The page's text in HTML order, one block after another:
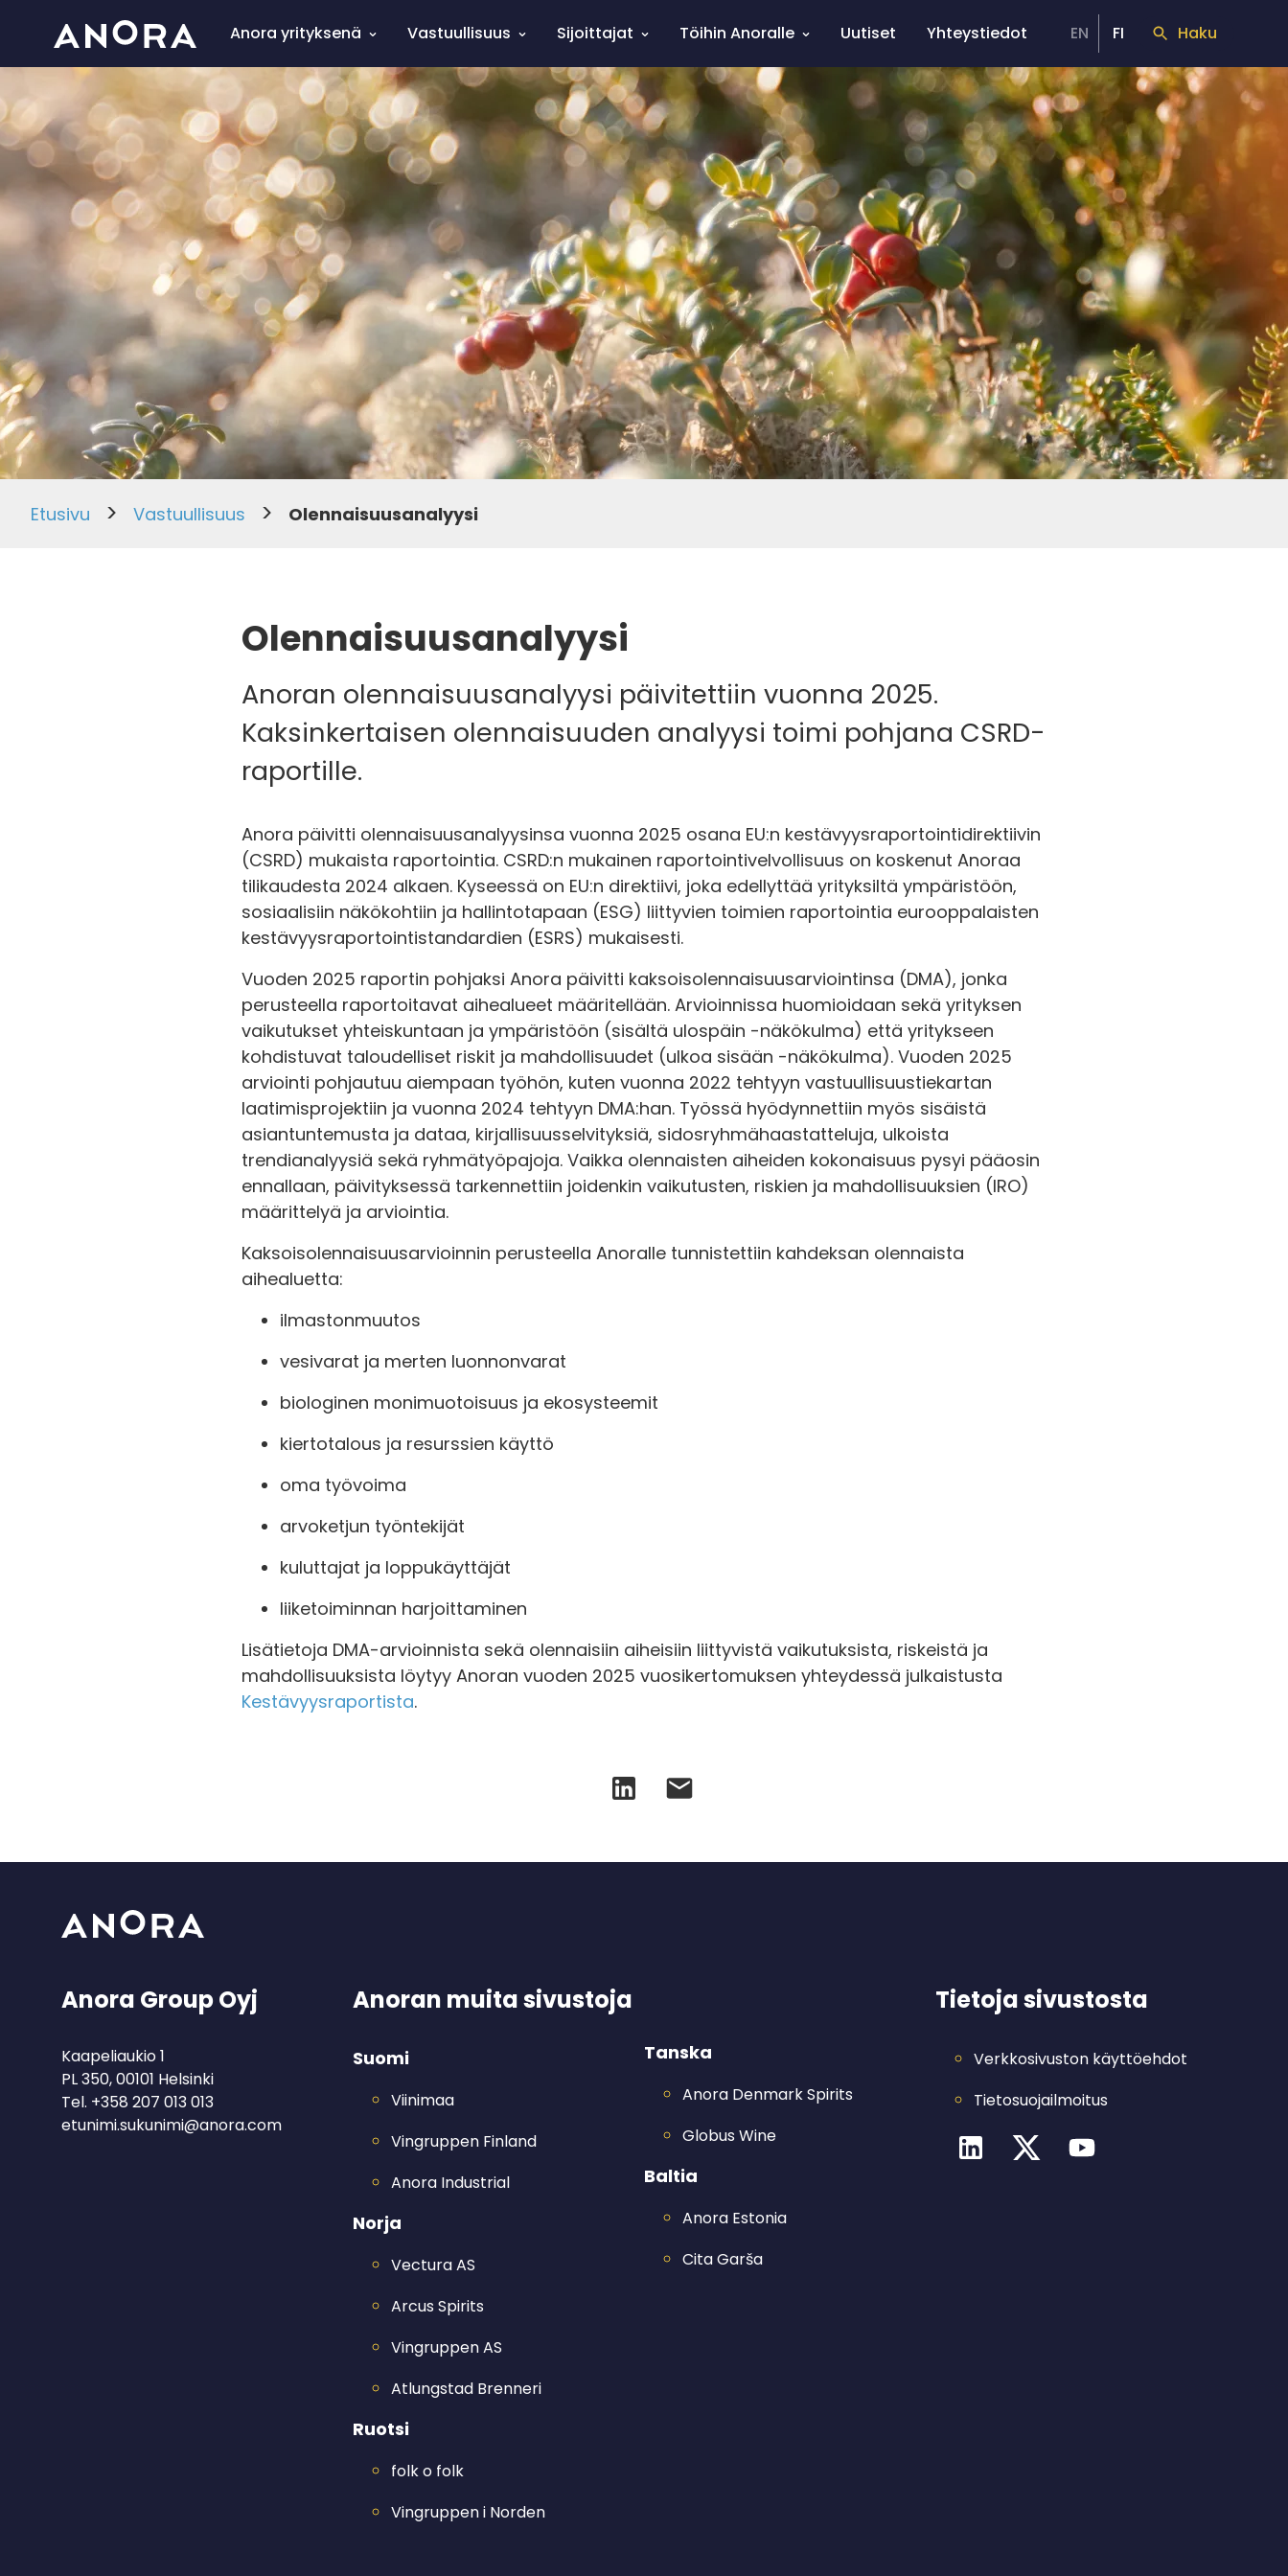
Anora yrityksenä Vastuullisuus Sijoittajat Töihin Anoralle Uutiset Yhteystiedot EN FI Haku
Etusivu > Vastuullisuus > Olennaisuusanalyysi
Olennaisuusanalyysi
Anoran olennaisuusanalyysi päivitettiin vuonna 2025.
Kaksinkertaisen olennaisuuden analyysi toimi pohjana CSRD-
raportille.
Anora päivitti olennaisuusanalyysinsa vuonna 2025 osana EU:n kestävyysraportointidirektiivin
(CSRD) mukaista raportointia. CSRD:n mukainen raportointivelvollisuus on koskenut Anoraa
tilikaudesta 2024 alkaen. Kyseessä on EU:n direktiivi, joka edellyttää yrityksiltä ympäristöön,
sosiaalisiin näkökohtiin ja hallintotapaan (ESG) liittyvien toimien raportointia eurooppalaisten
kestävyysraportointistandardien (ESRS) mukaisesti.
Vuoden 2025 raportin pohjaksi Anora päivitti kaksoisolennaisuusarviointinsa (DMA), jonka
perusteella raportoitavat aihealueet määritellään. Arvioinnissa huomioidaan sekä yrityksen
vaikutukset yhteiskuntaan ja ympäristöön (sisältä ulospäin -näkökulma) että yritykseen
kohdistuvat taloudelliset riskit ja mahdollisuudet (ulkoa sisään -näkökulma). Vuoden 2025
arviointi pohjautuu aiempaan työhön, kuten vuonna 2022 tehtyyn vastuullisuustiekartan
laatimisprojektiin ja vuonna 2024 tehtyyn DMA:han. Työssä hyödynnettiin myös sisäistä
asiantuntemusta ja dataa, kirjallisuusselvityksiä, sidosryhmähaastatteluja, ulkoista
trendianalyysiä sekä ryhmätyöpajoja. Vaikka olennaisten aiheiden kokonaisuus pysyi pääosin
ennallaan, päivityksessä tarkennettiin joidenkin vaikutusten, riskien ja mahdollisuuksien (IRO)
määrittelyä ja arviointia.
Kaksoisolennaisuusarvioinnin perusteella Anoralle tunnistettiin kahdeksan olennaista
aihealuetta:
ilmastonmuutos
vesivarat ja merten luonnonvarat
biologinen monimuotoisuus ja ekosysteemit
kiertotalous ja resurssien käyttö
oma työvoima
arvoketjun työntekijät
kuluttajat ja loppukäyttäjät
liiketoiminnan harjoittaminen
Lisätietoja DMA-arvioinnista sekä olennaisiin aiheisiin liittyvistä vaikutuksista, riskeistä ja
mahdollisuuksista löytyy Anoran vuoden 2025 vuosikertomuksen yhteydessä julkaistusta
Kestävyysraportista.
Anora Group Oyj
Kaapeliaukio 1
PL 350, 00101 Helsinki
Tel. +358 207 013 013
etunimi.sukunimi@anora.com
Anoran muita sivustoja
Suomi
Viinimaa
Vingruppen Finland
Anora Industrial
Norja
Vectura AS
Arcus Spirits
Vingruppen AS
Atlungstad Brenneri
Ruotsi
folk o folk
Vingruppen i Norden
Tanska
Anora Denmark Spirits
Globus Wine
Baltia
Anora Estonia
Cita Garša
Tietoja sivustosta
Verkkosivuston käyttöehdot
Tietosuojailmoitus